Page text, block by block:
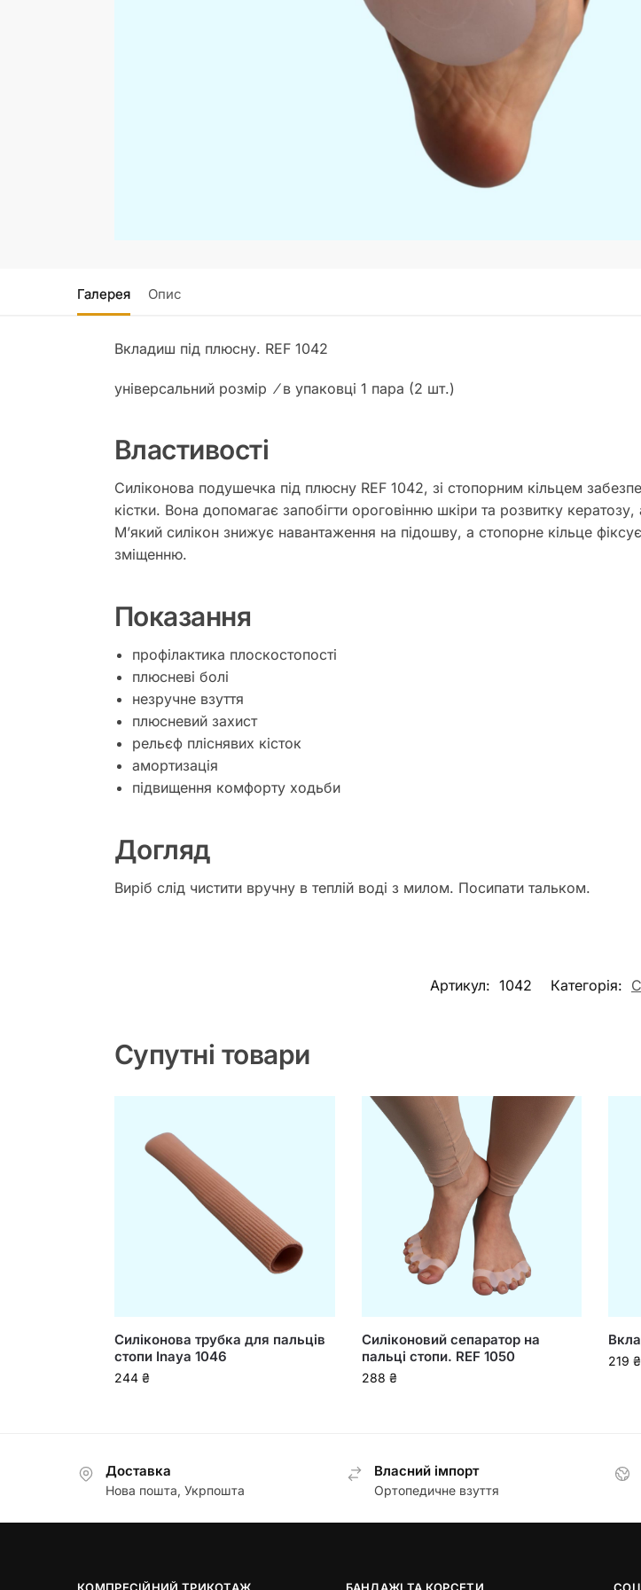
Галерея Опис
Вкладиш під плюсну. REF 1042
універсальний розмір ⁄ в упаковці 1 пара (2 шт.)
Властивості
Силіконова подушечка під плюсну REF 1042, зі стопорним кільцем
кістки. Вона допомагає запобігти ороговінню шкіри та розвитку
М’який силікон знижує навантаження на підошву, а стопорне кільце
зміщенню.
Показання
профілактика плоскостопості
плюсневі болі
незручне взуття
плюсневий захист
рельєф пліснявих кісток
амортизація
підвищення комфорту ходьби
Догляд
Виріб слід чистити вручну в теплій воді з милом. Посипати тальком.
Артикул: 1042 Категорія:
Супутні товари
Силіконова трубка для пальців
стопи Inaya 1046
244 ₴
Силіконовий сепаратор на
пальці стопи. REF 1050
288 ₴
219₴
Доставка
Нова пошта, Укрпошта
Власний імпорт
Ортопедичне взуття